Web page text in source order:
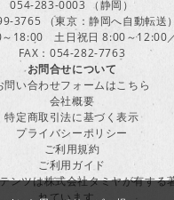
054-283-0003 （静岡）
3765 （東京：静岡へ自動転送）
～18:00 土日祝日 8:00～12:00
FAX：054-282-7763
お問合せについて
問い合わせフォームはこちら
会社概要
特定商取引法に基づく表示
プライバシーポリシー
ご利用規約
ご利用ガイド
ンツは株式会社タミヤが有する
れています。